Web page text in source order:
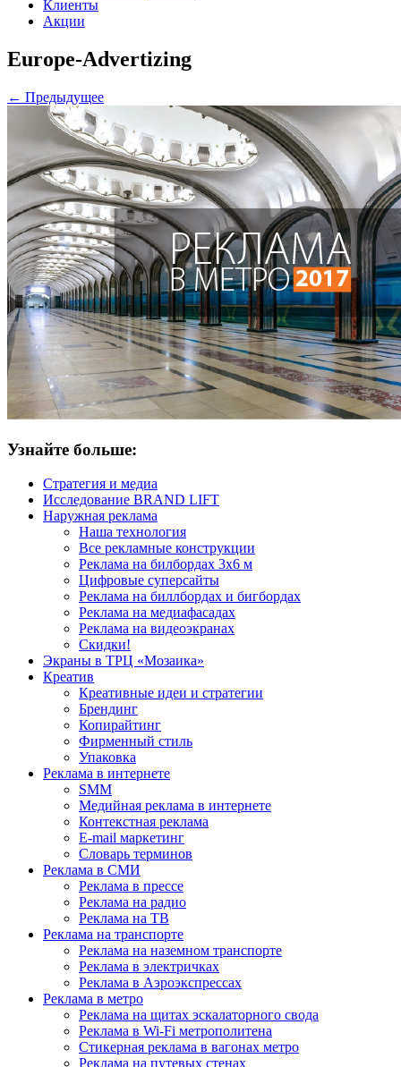
Клиенты
Акции
Europe-Advertizing
← Предыдущее
Узнайте больше:
Стратегия и медиа
Исследование BRAND LIFT
Наружная реклама
Наша технология
Все рекламные конструкции
Реклама на билбордах 3х6 м
Цифровые суперсайты
Реклама на биллбордах и бигбордах
Реклама на медиафасадах
Реклама на видеоэкранах
Скидки!
Экраны в ТРЦ «Мозаика»
Креатив
Креативные идеи и стратегии
Брендинг
Копирайтинг
Фирменный стиль
Упаковка
Реклама в интернете
SMM
Медийная реклама в интернете
Контекстная реклама
E-mail маркетинг
Словарь терминов
Реклама в СМИ
Реклама в прессе
Реклама на радио
Реклама на ТВ
Реклама на транспорте
Реклама на наземном транспорте
Реклама в электричках
Реклама в Аэроэкспрессах
Реклама в метро
Реклама на щитах эскалаторного свода
Реклама в Wi-Fi метрополитена
Стикерная реклама в вагонах метро
Реклама на путевых стенах